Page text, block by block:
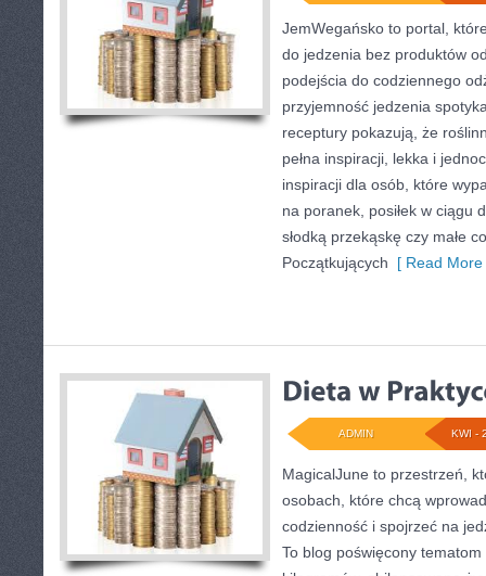
JemWegańsko to portal,
do jedzenia bez produktów
podejścia do codziennego
przyjemność jedzenia
receptury pokazują, że
pełna inspiracji, lekka i
inspiracji dla osób, które
na poranek, posiłek w ciągu
słodką przekąskę czy małe
Początkujących [ Read More
KWI -
ADMIN
MagicalJune to przestrzeń,
osobach, które chcą
codzienność i spojrzeć na
To blog poświęcony